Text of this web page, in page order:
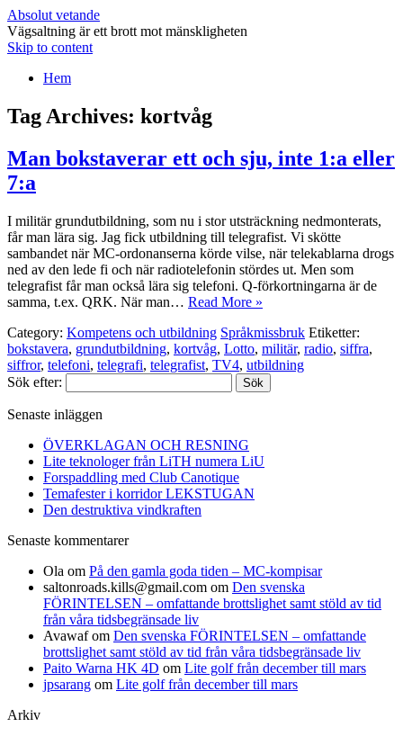
Absolut vetande
Vägsaltning är ett brott mot mänskligheten
Skip to content
Hem
Tag Archives: kortvåg
Man bokstaverar ett och sju, inte 1:a eller
7:a
I militär grundutbildning, som nu i stor utsträckning nedmonterats,
får man lära sig. Jag fick utbildning till telegrafist. Vi skötte
sambandet när MC-ordonanserna körde vilse, när telekablarna drogs
ned av den lede fi och när radiotelefonin stördes ut. Men som
telegrafist får man också lära sig telefoni. Q-förkortningarna är de
samma, t.ex. QRK. När man… Read More »
Category: Kompetens och utbildning Språkmissbruk Etiketter:
bokstavera, grundutbildning, kortvåg, Lotto, militär, radio, siffra,
siffror, telefoni, telegrafi, telegrafist, TV4, utbildning
Sök efter:
Senaste inläggen
ÖVERKLAGAN OCH RESNING
Lite teknologer från LiTH numera LiU
Forspaddling med Club Canotique
Temafester i korridor LEKSTUGAN
Den destruktiva vindkraften
Senaste kommentarer
Ola om På den gamla goda tiden – MC-kompisar
saltonroads.kills@gmail.com om Den svenska
FÖRINTELSEN – omfattande brottslighet samt stöld av tid
från våra tidsbegränsade liv
Avawafom Den svenska FÖRINTELSEN – omfattande
brottslighet samt stöld av tid från våra tidsbegränsade liv
Paito Warna HK 4D om Lite golf från december till mars
jpsarang om Lite golf från december till mars
Arkiv